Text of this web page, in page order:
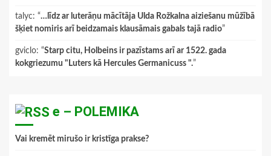
talyc: “…līdz ar luterāņu mācītāja Ulda Rožkalna aiziešanu mūžībā
šķiet nomiris arī beidzamais klausāmais gabals tajā radio”
gviclo: “Starp citu, Holbeins ir pazīstams arī ar 1522. gada
kokgriezumu "Luters kā Hercules Germanicuss ".”
e – POLEMIKA
Vai kremēt mirušo ir kristīga prakse?